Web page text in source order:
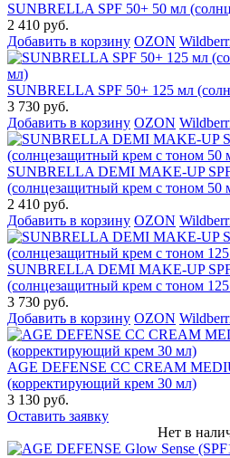
SUNBRELLA SPF 50+ 50 мл
2 410 руб.
Добавить в корзину OZON
SUNBRELLA SPF 50+ 125 мл
3 730 руб.
Добавить в корзину OZON
SUNBRELLA DEMI MAKE-UP
(солнцезащитный крем с тоном 50
2 410 руб.
Добавить в корзину OZON
SUNBRELLA DEMI MAKE-UP
(солнцезащитный крем с тоном
3 730 руб.
Добавить в корзину OZON
AGE DEFENSE CC CREAM
(корректирующий крем 30 мл)
3 130 руб.
Оставить заявку
Нет в